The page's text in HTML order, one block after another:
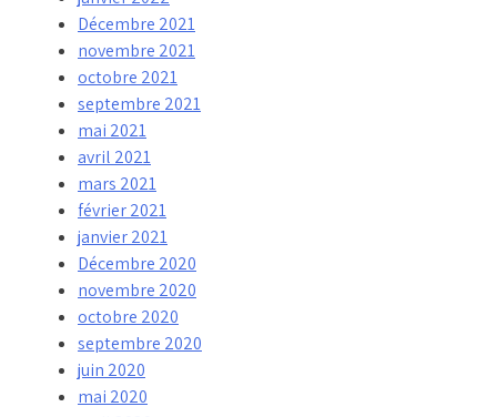
Décembre 2021
novembre 2021
octobre 2021
septembre 2021
mai 2021
avril 2021
mars 2021
février 2021
janvier 2021
Décembre 2020
novembre 2020
octobre 2020
septembre 2020
juin 2020
mai 2020